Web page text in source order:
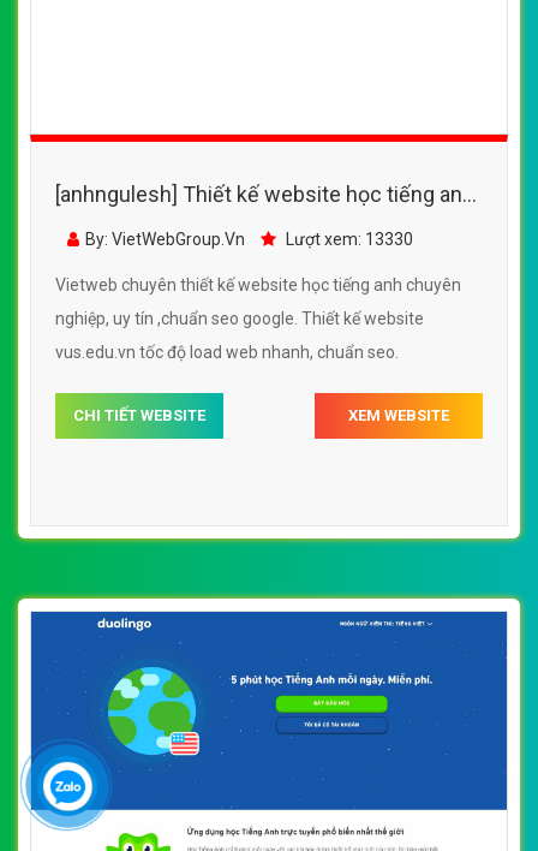
[anhngulesh] Thiết kế website học tiếng anh
- vus.edu.vn đẹp SEO nhanh hiệu quả
By: VietWebGroup.Vn Lượt xem: 13330
Vietweb chuyên thiết kế website học tiếng anh chuyên
nghiệp, uy tín ,chuẩn seo google. Thiết kế website
vus.edu.vn tốc độ load web nhanh, chuẩn seo.
CHI TIẾT WEBSITE XEM WEBSITE